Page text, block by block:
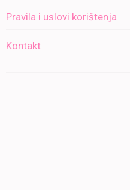
Pravila i uslovi korištenja
Kontakt